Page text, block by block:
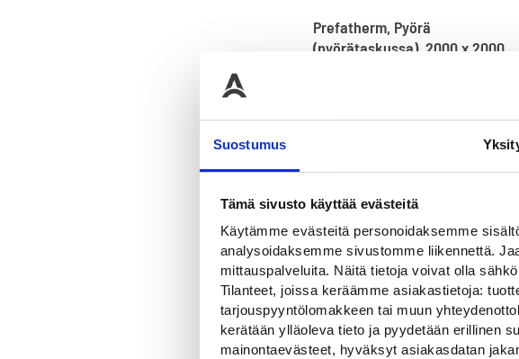
Suostumus
Tämä sivusto käyttää evästeitä
Käytämme evästeitä personoidaksemme
analysoidaksemme sivustomme liikennettä.
mittauspalveluita. Näitä tietoja voivat olla
Tilanteet, joissa keräämme asiakastietoja:
tarjouspyyntölomakkeen tai muun
kerätään ylläoleva tieto ja pyydetään erillinen
mainontaevästeet, hyväksyt asiakasdatan
Prefatherm, Pyörä
(pyörätaskussa), 2000 x 2000